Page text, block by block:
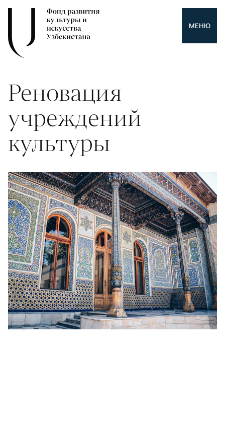
МЕНЮ
Реновация
учреждений
культуры